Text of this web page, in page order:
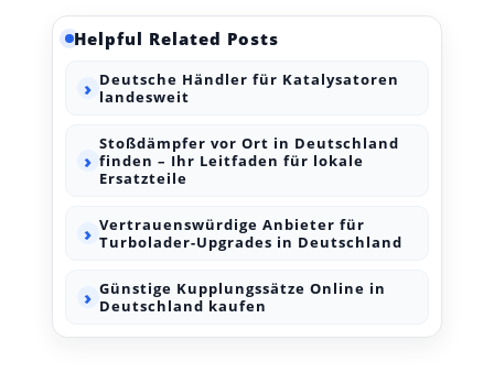
Helpful Related Posts
Deutsche Händler für Katalysatoren
landesweit
Stoßdämpfer vor Ort in Deutschland
finden – Ihr Leitfaden für lokale
Ersatzteile
Vertrauenswürdige Anbieter für
Turbolader-Upgrades in Deutschland
Günstige Kupplungssätze Online in
Deutschland kaufen